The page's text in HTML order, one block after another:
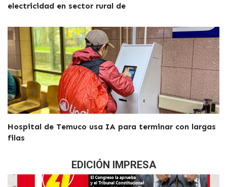
electricidad en sector rural de
Hospital de Temuco usa IA para terminar con largas
filas
EDICIÓN IMPRESA